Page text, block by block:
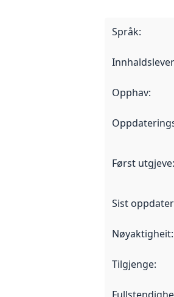
Språk:
Opphav:
Først utgjeve:
Sist
Nøyaktigheit:
Tilgjenge: